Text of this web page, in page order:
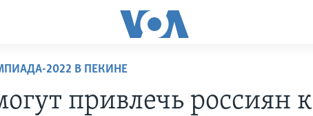
2022 В ПЕКИНЕ
привлечь россиян к